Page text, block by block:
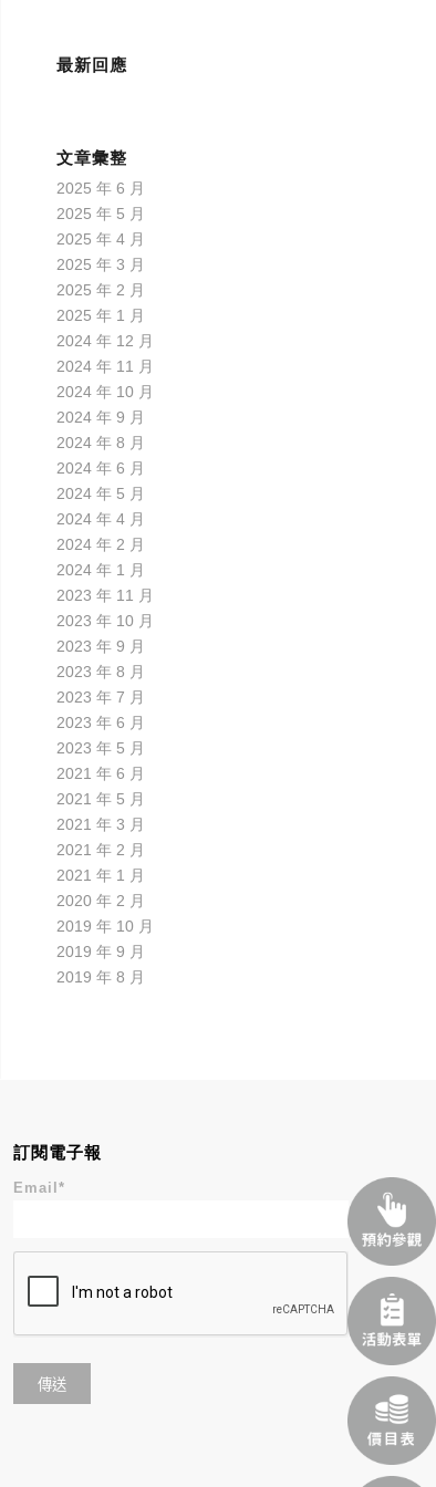
最新回應
文章彙整
2025 年 6 月
2025 年 5 月
2025 年 4 月
2025 年 3 月
2025 年 2 月
2025 年 1 月
2024 年 12 月
2024 年 11 月
2024 年 10 月
2024 年 9 月
2024 年 8 月
2024 年 6 月
2024 年 5 月
2024 年 4 月
2024 年 2 月
2024 年 1 月
2023 年 11 月
2023 年 10 月
2023 年 9 月
2023 年 8 月
2023 年 7 月
2023 年 6 月
2023 年 5 月
2021 年 6 月
2021 年 5 月
2021 年 3 月
2021 年 2 月
2021 年 1 月
2020 年 2 月
2019 年 10 月
2019 年 9 月
2019 年 8 月
訂閱電子報
Email*